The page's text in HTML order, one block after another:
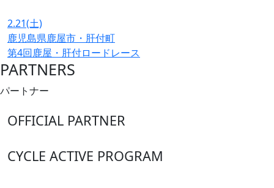
2.21(土)
鹿児島県鹿屋市・肝付町
第4回鹿屋・肝付ロードレース
PARTNERS
パートナー
OFFICIAL PARTNER
CYCLE ACTIVE PROGRAM